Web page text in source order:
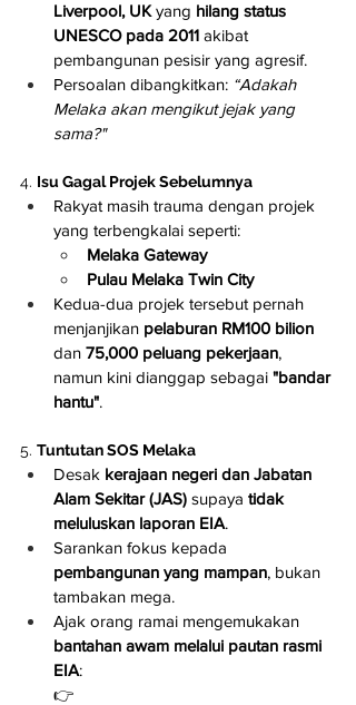
Liverpool, UK yang hilang status
UNESCO pada 2011 akibat
pembangunan pesisir yang agresif.
Persoalan dibangkitkan: “Adakah
Melaka akan mengikut jejak yang
sama?"
4. Isu Gagal Projek Sebelumnya
Rakyat masih trauma dengan projek
yang terbengkalai seperti:
Melaka Gateway
Pulau Melaka Twin City
Kedua-dua projek tersebut pernah
menjanjikan pelaburan RM100 bilion
dan 75,000 peluang pekerjaan,
namun kini dianggap sebagai "bandar
hantu".
5. Tuntutan SOS Melaka
Desak kerajaan negeri dan Jabatan
Alam Sekitar (JAS) supaya tidak
meluluskan laporan EIA.
Sarankan fokus kepada
pembangunan yang mampan, bukan
tambakan mega.
Ajak orang ramai mengemukakan
bantahan awam melalui pautan rasmi
EIA:
👉